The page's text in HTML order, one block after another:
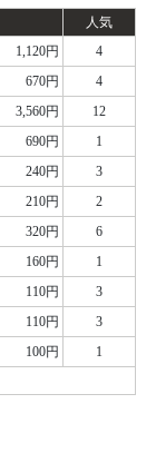
人気
1,120円
4
670円
4
3,560円
12
690円 1
240円
3
210円
2
320円
6
160円 1
110円
3
110円
3
100円
1